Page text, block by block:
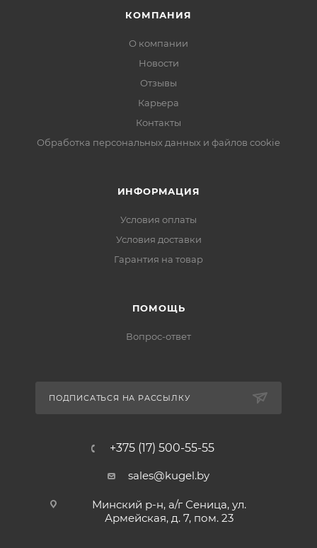
КОМПАНИЯ
О компании
Новости
Отзывы
Карьера
Контакты
Обработка персональных данных и файлов cookie
ИНФОРМАЦИЯ
Условия оплаты
Условия доставки
Гарантия на товар
ПОМОЩЬ
Вопрос-ответ
ПОДПИСАТЬСЯ НА РАССЫЛКУ
+375 (17) 500-55-55
sales@kugel.by
Минский р-н, а/г Сеница, ул.
Армейская, д. 7, пом. 23